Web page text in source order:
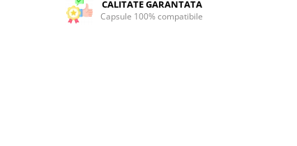
CALITATE GARANTATA
Capsule 100% compatibile